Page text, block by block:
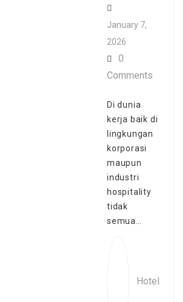
January 7,
2026
0
Comments
Di dunia
kerja baik di
lingkungan
korporasi
maupun
industri
hospitality
tidak
semua…
Hotel